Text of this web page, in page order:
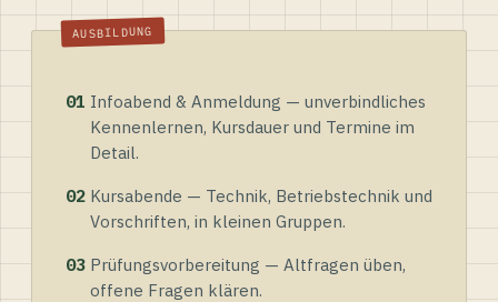
01 Infoabend & Anmeldung — unverbindliches
Kennenlernen, Kursdauer und Termine im
Detail.
02 Kursabende — Technik, Betriebstechnik und
Vorschriften, in kleinen Gruppen.
03 Prüfungsvorbereitung — Altfragen üben,
offene Fragen klären.